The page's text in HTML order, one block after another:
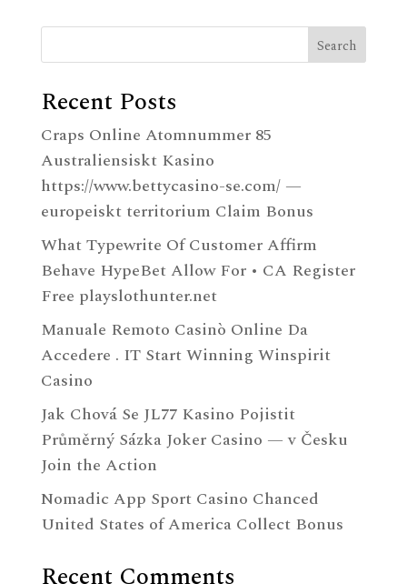
Search
Recent Posts
Craps Online Atomnummer 85
Australiensiskt Kasino
https://www.bettycasino-se.com/ —
europeiskt territorium Claim Bonus
What Typewrite Of Customer Affirm
Behave HypeBet Allow For • CA Register
Free playslothunter.net
Manuale Remoto Casinò Online Da
Accedere . IT Start Winning Winspirit
Casino
Jak Chová Se JL77 Kasino Pojistit
Průměrný Sázka Joker Casino — v Česku
Join the Action
Nomadic App Sport Casino Chanced
United States of America Collect Bonus
Recent Comments